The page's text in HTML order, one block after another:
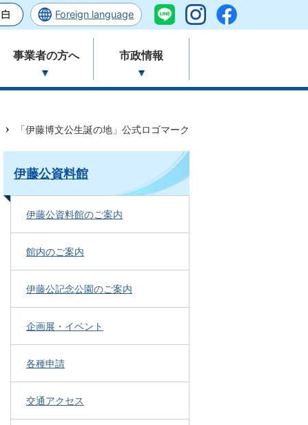
Foreign language
事業者の方へ 市政情報
「伊藤博文公生誕の地」公式ロゴマーク
伊藤公資料館
伊藤公資料館のご案内
館内のご案内
伊藤公記念公園のご案内
企画展・イベント
各種申請
交通アクセス